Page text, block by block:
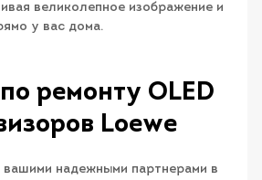
великолепное изображение и
у вас дома.
ремонту OLED
Loewe
надежными партнерами в